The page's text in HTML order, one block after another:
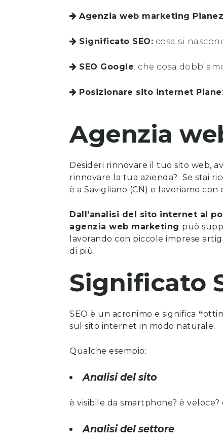
Agenzia web marketing
Significato SEO: cosa si
SEO Google: che cosa
Posizionare sito internet
Agenzia
Desideri rinnovare il tuo sito web,
rinnovare la tua azienda? Se stai
è a Savigliano (CN) e lavoriamo
Dall’analisi del sito internet al
agenzia web marketing può
lavorando con piccole imprese
di più.
Significato
SEO è un acronimo e significa “
sul sito internet in modo naturale.
Qualche esempio:
Analisi del sito
è visibile da smartphone? è
Analisi del settore